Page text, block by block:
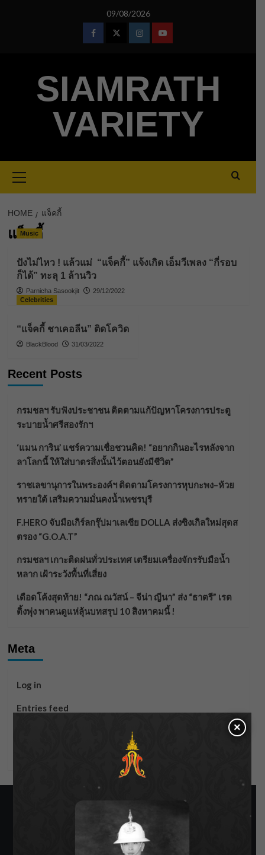
09/08/2026
FacebookTwitterInstagramYoutube
SIAMRATH
VARIETY
Menu
HOME แจ็คกี้
แจ็คกี้
Music
ปังไม่ไหว ! แล้วแม่ “แจ็คกี้” แจ้งเกิด เอ็มวีเพลง “กี่รอบ
ก็ได้” ทะลุ 1 ล้านวิว
Parnicha Sasookjit
29/12/2022
Celebrities
“แจ็คกี้ ชาเคอลีน” ติดโควิด
BlackBlood 31/03/2022
Recent Posts
กรมชลฯ รับฟังประชาชน ติดตามแก้ปัญหาโครงการประตู
ระบายน้ำศรีสองรักฯ
‘แมน การิน’ แชร์ความเชื่อชวนคิด! “อยากกินอะไรหลังจาก
ลาโลกนี้ ให้ใส่บาตรสิ่งนั้นไว้ตอนยังมีชีวิต”
ราชเลขานุการในพระองค์ฯ ติดตามโครงการหุบกะพง–ห้วย
ทรายใต้ เสริมความมั่นคงน้ำเพชรบุรี
F.HERO จับมือเกิร์ลกรุ๊ปมาเลเซีย DOLLA ส่งซิงเกิลใหม่สุดส
ตรอง “G.O.A.T”
กรมชลฯ เกาะติดฝนทั่วประเทศ เตรียมเครื่องจักรรับมือน้ำ
หลาก เฝ้าระวังพื้นที่เสี่ยง
เดือดโค้งสุดท้าย! “ภณ ณวัสน์ – จีน่า ญีนา” ส่ง “ธาตรี” เรต
ติ้งพุ่ง พาคนดูแห่ลุ้นบทสรุป 10 สิงหาคมนี้ !
Meta
Log in
Entries feed
×